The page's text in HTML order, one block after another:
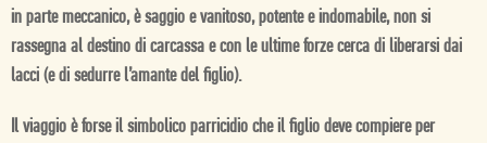
in parte meccanico, è saggio e vanitoso, potente e indomabile, non si
rassegna al destino di carcassa e con le ultime forze cerca di liberarsi dai
lacci (e di sedurre l’amante del figlio).
Il viaggio è forse il simbolico parricidio che il figlio deve compiere per